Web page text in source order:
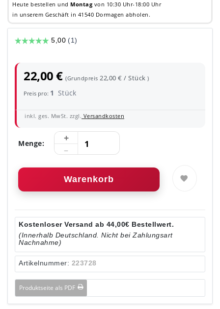
Heute bestellen und Montag von 10:30 Uhr-18:00 Uhr
in unserem Geschäft in 41540 Dormagen abholen.
22,00 €(Grundpreis22,00 € / Stück)
Preis pro: 1 Stück
inkl. ges. MwSt. zzgl. Versandkosten
Menge:
Warenkorb
Kostenloser Versand ab 44,00€ Bestellwert.
(Innerhalb Deutschland. Nicht bei Zahlungsart
Nachnahme)
Artikelnummer: 223728
Produktseite als PDF